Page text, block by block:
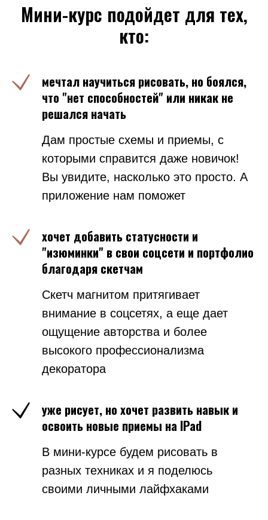
Мини-курс подойдет для тех,
кто:
мечтал научиться рисовать, но боялся,
что "нет способностей" или никак не
решался начать
Дам простые схемы и приемы, с
которыми справится даже новичок!
Вы увидите, насколько это просто. А
приложение нам поможет
хочет добавить статусности и
"изюминки" в свои соцсети и портфолио
благодаря скетчам
Скетч магнитом притягивает
внимание в соцсетях, а еще дает
ощущение авторства и более
высокого профессионализма
декоратора
уже рисует, но хочет развить навык и
освоить новые приемы на IPad
В мини-курсе будем рисовать в
разных техниках и я поделюсь
своими личными лайфхаками